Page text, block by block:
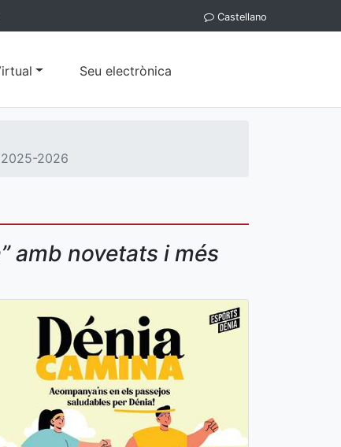
Castellano
Seu electrònica
2025-2026
amb novetats i més